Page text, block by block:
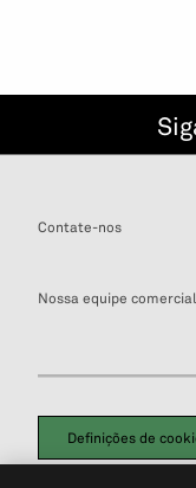
Contate-nos
Nossa equipe comercial
Definições de